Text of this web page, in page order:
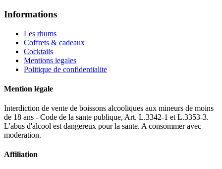
Informations
Les rhums
Coffrets & cadeaux
Cocktails
Mentions legales
Politique de confidentialite
Mention légale
Interdiction de vente de boissons alcooliques aux mineurs de moins
de 18 ans - Code de la sante publique, Art. L.3342-1 et L.3353-3.
L'abus d'alcool est dangereux pour la sante. A consommer avec
moderation.
Affiliation